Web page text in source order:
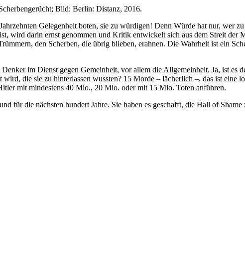
Bild: Berlin: Distanz, 2016.
Gelegenheit boten, sie zu würdigen! Denn Würde hat nur, wer
wird darin ernst genommen und Kritik entwickelt sich aus dem Streit der
den Scherben, die übrig blieben, erahnen. Die Wahrheit ist ein
im Dienst gegen Gemeinheit, vor allem die Allgemeinheit. Ja, ist es
die sie zu hinterlassen wussten? 15 Morde – lächerlich –, das ist
mit mindestens 40 Mio., 20 Mio. oder mit 15 Mio. Toten anführen.
für die nächsten hundert Jahre. Sie haben es geschafft, die Hall of